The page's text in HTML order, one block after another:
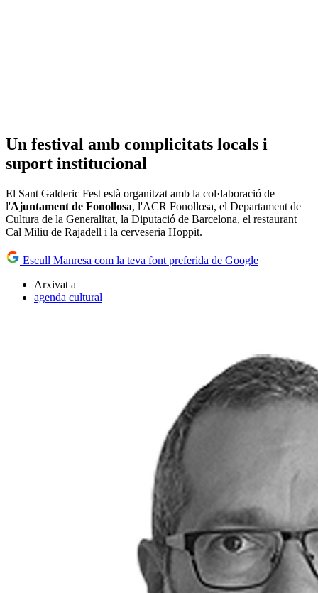
Un festival amb complicitats locals i
suport institucional
El Sant Galderic Fest està organitzat amb la col·laboració de
l'Ajuntament de Fonollosa, l'ACR Fonollosa, el Departament de
Cultura de la Generalitat, la Diputació de Barcelona, el restaurant
Cal Miliu de Rajadell i la cerveseria Hoppit.
Escull Manresa com la teva font preferida de Google
Arxivat a
agenda cultural